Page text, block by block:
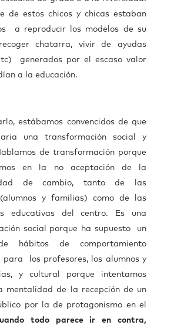
de estos chicos y chicas estaban
a reproducir los modelos de su
chatarra, vivir de ayudas
generados por el escaso valor
a la educación.
estábamos convencidos de que
una transformación social y
de transformación porque
en la no aceptación de la
de cambio, tanto de las
(alumnos y familias) como de las
educativas del centro. Es una
social porque ha supuesto un
hábitos de comportamiento
para los profesores, los alumnos y
y cultural porque intentamos
mentalidad de la recepción de un
por la de protagonismo en el
todo parece ir en contra,